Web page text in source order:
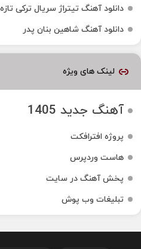
دانلود آهنگ تیتراژ سریال ترکی
دانلود آهنگ شاهین بنان پدر
لینک های ویژه
آهنگ جدید 1405
پروژه افترافکت
هاست وردپرس
پخش آهنگ در سایت
تبلیغات وب پوش